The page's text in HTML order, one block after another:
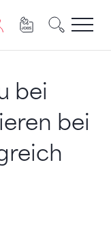
benötigt.
bei
bei